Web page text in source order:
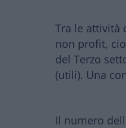
Tra le attività
non profit,
del Terzo
(utili). Una
Il numero